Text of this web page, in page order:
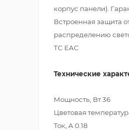
корпус панели).
Встроенная защита
распределению
ТС ЕАС
Технические
Мощность, Вт 36
Цветовая
Ток, А 0.18